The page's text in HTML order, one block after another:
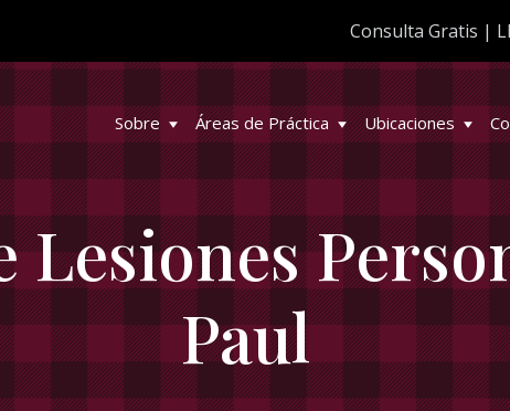
Consulta Gratis |
Sobre Áreas de Práctica Ubicaciones
Lesiones
Paul